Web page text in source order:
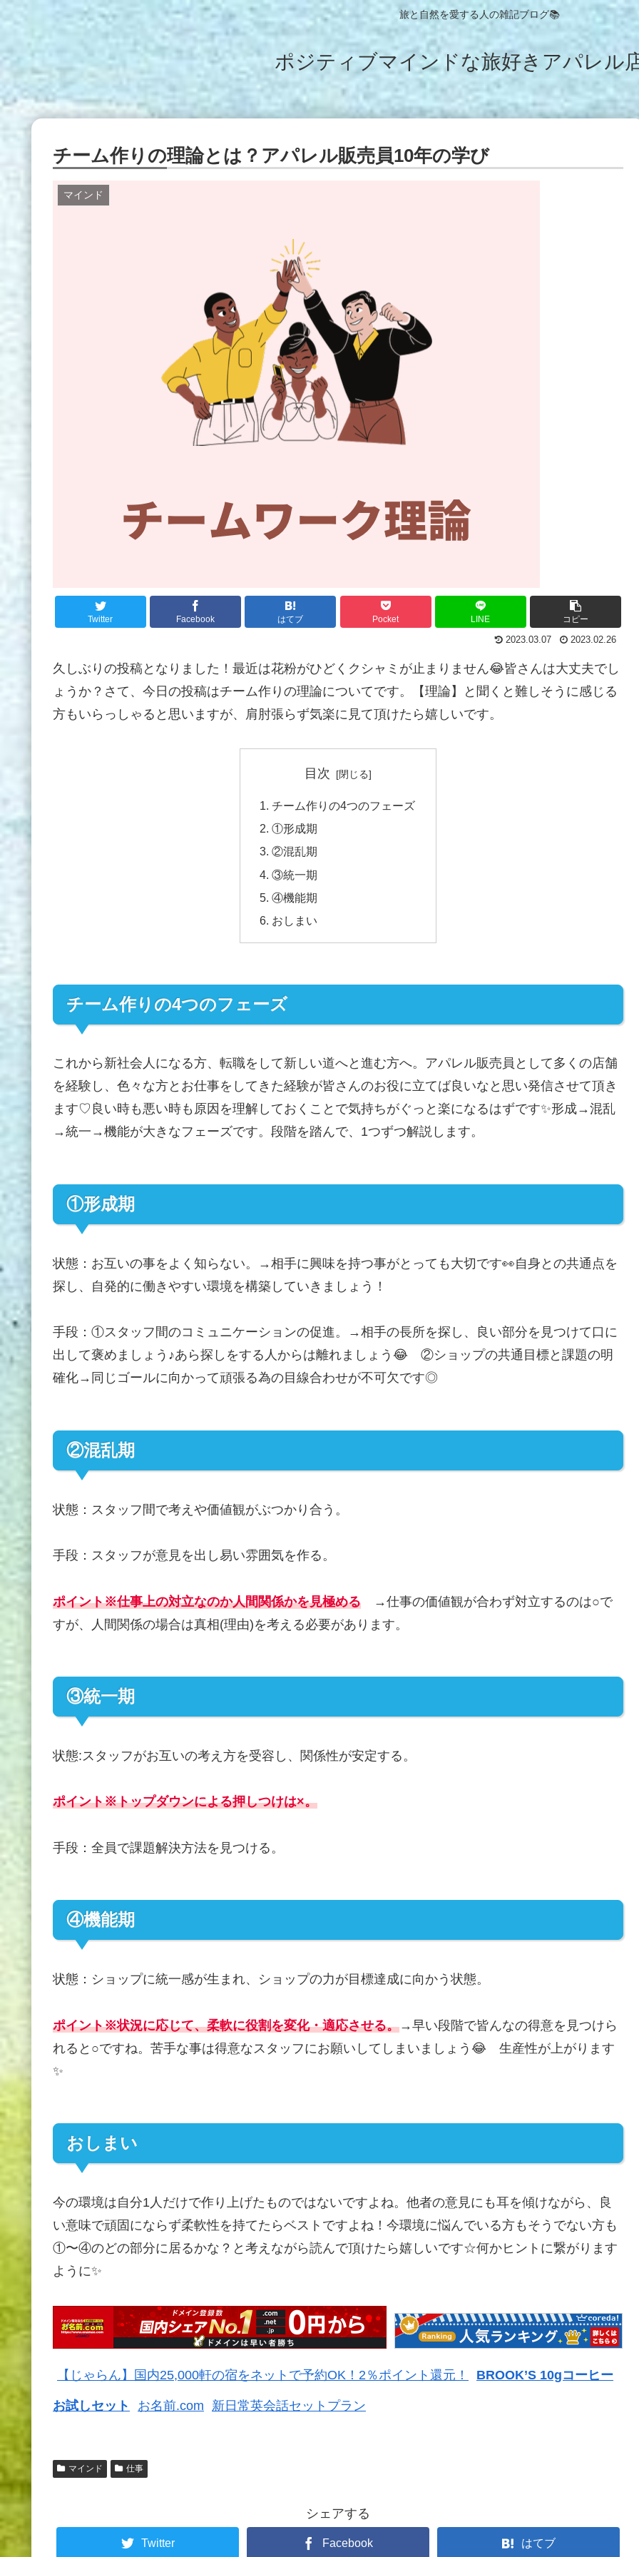
旅と自然を愛する人の雑記ブログ📚
ポジティブマインドな旅好きアパレル
チーム作りの理論とは？アパレル販売員10年の学び
マインド
Twitter Facebook はてブ Pocket LINE コピー
2023.03.07 2023.02.26
久しぶりの投稿となりました！最近は花粉がひどくクシャミが止まりません😂皆さんは大丈夫でし
ょうか？さて、今日の投稿はチーム作りの理論についてです。【理論】と聞くと難しそうに感じる
方もいらっしゃると思いますが、肩肘張らず気楽に見て頂けたら嬉しいです。
目次
チーム作りの4つのフェーズ
①形成期
②混乱期
③統一期
④機能期
おしまい
チーム作りの4つのフェーズ
これから新社会人になる方、転職をして新しい道へと進む方へ。アパレル販売員として多くの店舗
を経験し、色々な方とお仕事をしてきた経験が皆さんのお役に立てば良いなと思い発信させて頂き
ます♡良い時も悪い時も原因を理解しておくことで気持ちがぐっと楽になるはずです✨形成→混乱
→統一→機能が大きなフェーズです。段階を踏んで、1つずつ解説します。
①形成期
状態：お互いの事をよく知らない。→相手に興味を持つ事がとっても大切です👀自身との共通点を
探し、自発的に働きやすい環境を構築していきましょう！
手段：①スタッフ間のコミュニケーションの促進。→相手の長所を探し、良い部分を見つけて口に
出して褒めましょう♪あら探しをする人からは離れましょう😂 ②ショップの共通目標と課題の明
確化→同じゴールに向かって頑張る為の目線合わせが不可欠です◎
②混乱期
状態：スタッフ間で考えや価値観がぶつかり合う。
手段：スタッフが意見を出し易い雰囲気を作る。
ポイント※仕事上の対立なのか人間関係かを見極める →仕事の価値観が合わず対立するのは○で
すが、人間関係の場合は真相(理由)を考える必要があります。
③統一期
状態:スタッフがお互いの考え方を受容し、関係性が安定する。
ポイント※トップダウンによる押しつけは×。
手段：全員で課題解決方法を見つける。
④機能期
状態：ショップに統一感が生まれ、ショップの力が目標達成に向かう状態。
ポイント※状況に応じて、柔軟に役割を変化・適応させる。→早い段階で皆んなの得意を見つけら
れると○ですね。苦手な事は得意なスタッフにお願いしてしまいましょう😂 生産性が上がります
✨
おしまい
今の環境は自分1人だけで作り上げたものではないですよね。他者の意見にも耳を傾けながら、良
い意味で頑固にならず柔軟性を持てたらベストですよね！今環境に悩んでいる方もそうでない方も
①〜④のどの部分に居るかな？と考えながら読んで頂けたら嬉しいです☆何かヒントに繋がります
ように✨
【じゃらん】国内25,000軒の宿をネットで予約OK！2％ポイント還元！ BROOK’S 10gコーヒー
お試しセット お名前.com 新日常英会話セットプラン
マインド 仕事
シェアする
Twitter Facebook はてブ